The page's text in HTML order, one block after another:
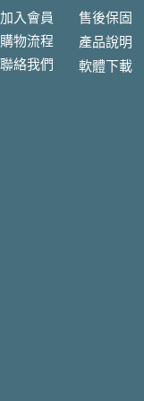
加入會員
購物流程
聯絡我們
售後保固
產品說明
軟體下載